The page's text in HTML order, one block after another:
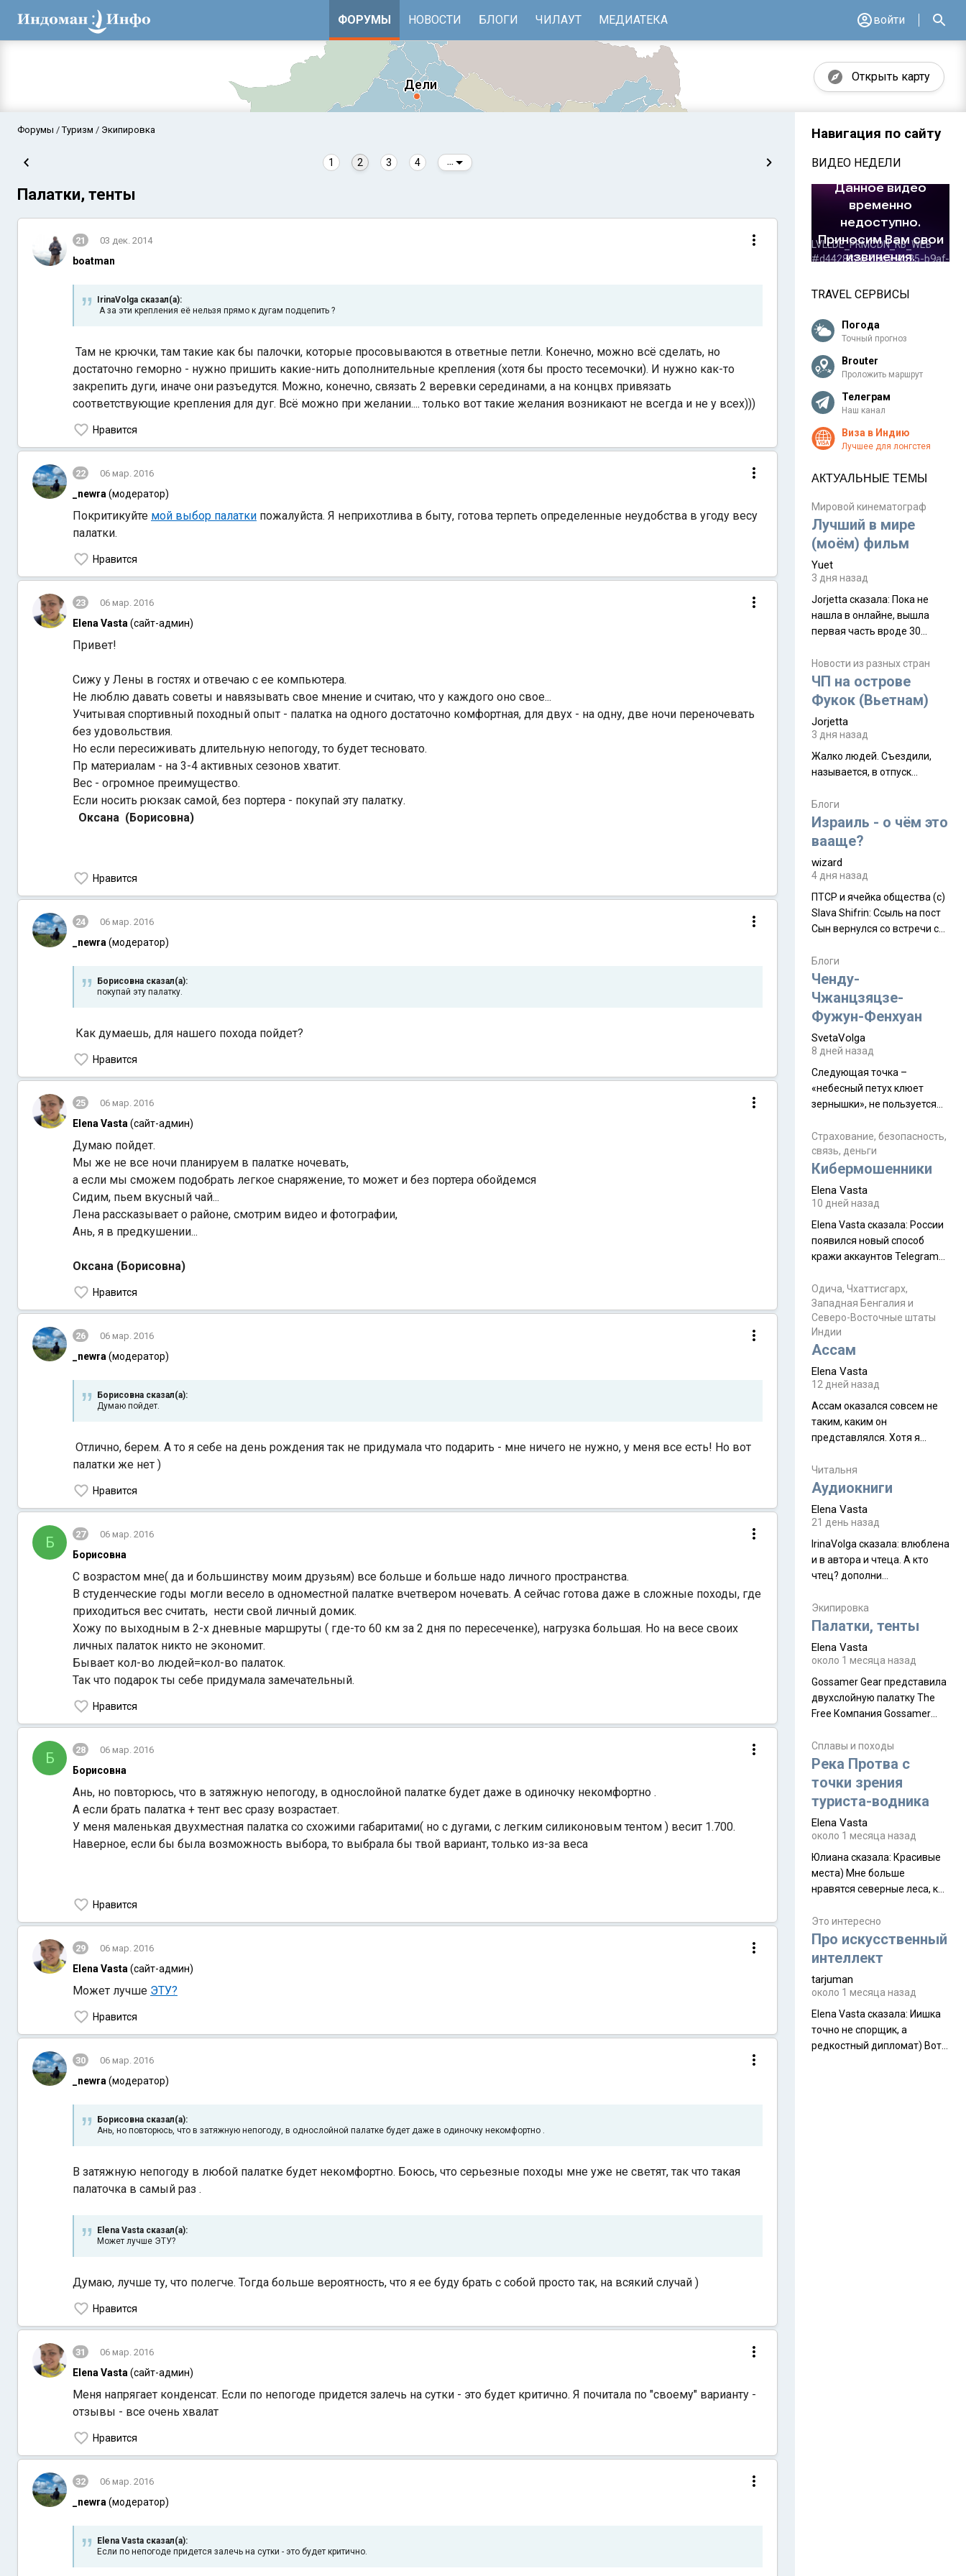
ФОРУМЫ НОВОСТИ БЛОГИ ЧИЛАУТ МЕДИАТЕКА войти
Открыть карту
Форумы Туризм Экипировка
1 2 3 4
Палатки, тенты
21 03 дек. 2014
boatman
IrinaVolga сказал(а):
А за эти крепления её нельзя прямо к дугам подцепить ?
Там не крючки, там такие как бы палочки, которые просовываются в ответные петли. Конечно, можно всё сделать, но
достаточно геморно - нужно пришить какие-нить дополнительные крепления (хотя бы просто тесемочки). И нужно как-то
закрепить дуги, иначе они разъедутся. Можно, конечно, связать 2 веревки серединами, а на концвх привязать
соответствующие крепления для дуг. Всё можно при желании.... только вот такие желания возникают не всегда и не у всех)))
Нравится
22 06 мар. 2016
_newra (модератор)
Покритикуйте мой выбор палатки пожалуйста. Я неприхотлива в быту, готова терпеть определенные неудобства в угоду весу
палатки.
Нравится
23 06 мар. 2016
Elena Vasta (сайт-админ)
Привет!
Сижу у Лены в гостях и отвечаю с ее компьютера.
Не люблю давать советы и навязывать свое мнение и считаю, что у каждого оно свое...
Учитывая спортивный походный опыт - палатка на одного достаточно комфортная, для двух - на одну, две ночи переночевать
без удовольствия.
Но если пересиживать длительную непогоду, то будет тесновато.
Пр материалам - на 3-4 активных сезонов хватит.
Вес - огромное преимущество.
Если носить рюкзак самой, без портера - покупай эту палатку.
Оксана (Борисовна)
Нравится
24 06 мар. 2016
_newra (модератор)
Борисовна сказал(а):
покупай эту палатку.
Как думаешь, для нашего похода пойдет?
Нравится
25 06 мар. 2016
Elena Vasta (сайт-админ)
Думаю пойдет.
Мы же не все ночи планируем в палатке ночевать,
а если мы сможем подобрать легкое снаряжение, то может и без портера обойдемся
Сидим, пьем вкусный чай...
Лена рассказывает о районе, смотрим видео и фотографии,
Ань, я в предкушении...
Оксана (Борисовна)
Нравится
26 06 мар. 2016
_newra (модератор)
Борисовна сказал(а):
Думаю пойдет.
Отлично, берем. А то я себе на день рождения так не придумала что подарить - мне ничего не нужно, у меня все есть! Но вот
палатки же нет )
Нравится
Б 27 06 мар. 2016
Борисовна
С возрастом мне( да и большинству моим друзьям) все больше и больше надо личного пространства.
В студенческие годы могли весело в одноместной палатке вчетвером ночевать. А сейчас готова даже в сложные походы, где
приходиться вес считать, нести свой личный домик.
Хожу по выходным в 2-х дневные маршруты ( где-то 60 км за 2 дня по пересеченке), нагрузка большая. Но на весе своих
личных палаток никто не экономит.
Бывает кол-во людей=кол-во палаток.
Так что подарок ты себе придумала замечательный.
Нравится
Б 28 06 мар. 2016
Борисовна
Ань, но повторюсь, что в затяжную непогоду, в однослойной палатке будет даже в одиночку некомфортно .
А если брать палатка + тент вес сразу возрастает.
У меня маленькая двухместная палатка со схожими габаритами( но с дугами, с легким силиконовым тентом ) весит 1.700.
Наверное, если бы была возможность выбора, то выбрала бы твой вариант, только из-за веса
Нравится
29 06 мар. 2016
Elena Vasta (сайт-админ)
Может лучше ЭТУ?
Нравится
30 06 мар. 2016
_newra (модератор)
Борисовна сказал(а):
Ань, но повторюсь, что в затяжную непогоду, в однослойной палатке будет даже в одиночку некомфортно .
В затяжную непогоду в любой палатке будет некомфортно. Боюсь, что серьезные походы мне уже не светят, так что такая
палаточка в самый раз .
Elena Vasta сказал(а):
Может лучше ЭТУ?
Думаю, лучше ту, что полегче. Тогда больше вероятность, что я ее буду брать с собой просто так, на всякий случай )
Нравится
31 06 мар. 2016
Elena Vasta (сайт-админ)
Меня напрягает конденсат. Если по непогоде придется залечь на сутки - это будет критично. Я почитала по "своему" варианту -
отзывы - все очень хвалат
Нравится
32 06 мар. 2016
_newra (модератор)
Elena Vasta сказал(а):
Если по непогоде придется залечь на сутки - это будет критично.
Навигация по сайту
ВИДЕО НЕДЕЛИ
TRAVEL СЕРВИСЫ
Погода
Точный прогноз
Brouter
Проложить маршрут
Телеграм
Наш канал
Виза в Индию
Лучшее для лонгстея
АКТУАЛЬНЫЕ ТЕМЫ
Мировой кинематограф
Лучший в мире
(моём) фильм
Yuet
3 дня назад
Jorjetta сказалa: Пока не
нашла в онлайне, вышла
первая часть вроде 30
Дивали 8 ноября.
Новости из разных стран
ЧП на острове
Фукок (Вьетнам)
Jorjetta
3 дня назад
Жалко людей. Съездили,
называется, в отпуск...
Блоги
Израиль - о чём это
вааще?
wizard
4 дня назад
ПТСР и ячейка общества (с)
Slava Shifrin: Ссыль на пост
Сын вернулся со встречи с
уже, как демобилизовались,
а продолжают встречаться
почти каждую неделю) и с
порога сообщил: "Эйтан
разводится!" Эйтан -
мальчик из религиозной
семьи, из тех, кого называют
"вязаные кипы". С 2022-го
Блоги
Ченду-
Чжанцзяцзе-
Фужун-Фенхуан
SvetaVolga
8 дней назад
Следующая точка –
«небесный петух клюет
зернышки», не пользуется
заслужено, и чтобы попасть
на начало тропы показали
водителю карту, иначе
Пошли туда, потому что я
отзывов. По мне – сплошная
физуха, долгий спуск, потом
подъем по этому же пути.
Пока
Страхование, безопасность,
связь, деньги
Кибермошенники
Elena Vasta
10 дней назад
Elena Vasta сказалa: России
появился новый способ
кражи аккаунтов Telegram
Прочитайте! У моих двух
знакомых вот так увели
аккаунты
Одича, Чхаттисгарх,
Западная Бенгалия и
Северо-Восточные штаты
Индии
Ассам
Elena Vasta
12 дней назад
Ассам оказался совсем не
таким, каким он
представлялся. Хотя я
краешек, но все же схватила
ауру штата, как-то он меня
природа, мягкие
такая как бы переходная
ступень между привычной
нам Индией и остальными
надеюсь увидеть.
Читальня
Аудиокниги
Elena Vasta
21 день назад
IrinaVolga сказалa: влюблена
и в автора и чтеца. А кто
чтец? дополни
Экипировка
Палатки, тенты
Elena Vasta
около 1 месяца назад
Gossamer Gear представила
двухслойную палатку The
Free Компания Gossamer
туристическую палатку The
Free, которая стала первой
ультралегкой моделью в
ассортименте
производителя. Новинка
получила двухслойную
конструкцию с отдельным
внешним тентом и сетчатой
внутренней палаткой, а ее
комплектации составляет
около 845 г. Палатка весит
менее
Сплавы и походы
Река Протва с
точки зрения
туриста-водника
Elena Vasta
около 1 месяца назад
Юлиана сказалa: Красивые
места) Мне больше
нравятся северные леса, как
южной тайги
Это интересно
Про искусственный
интеллект
tarjuman
около 1 месяца назад
Elena Vasta сказалa: Иишка
точно не спорщик, а
редкостный дипломат) Вот,